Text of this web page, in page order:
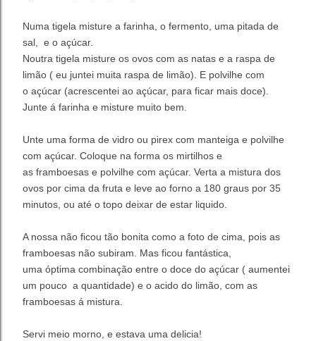
Numa tigela misture a farinha, o fermento, uma pitada de
sal, e o açúcar.
Noutra tigela misture os ovos com as natas e a raspa de
limão ( eu juntei muita raspa de limão). E polvilhe com
o açúcar (acrescentei ao açúcar, para ficar mais doce).
Junte á farinha e misture muito bem.
Unte uma forma de vidro ou pirex com manteiga e polvilhe
com açúcar. Coloque na forma os mirtilhos e
as framboesas e polvilhe com açúcar. Verta a mistura dos
ovos por cima da fruta e leve ao forno a 180 graus por 35
minutos, ou até o topo deixar de estar liquido.
A nossa não ficou tão bonita como a foto de cima, pois as
framboesas não subiram. Mas ficou fantástica,
uma óptima combinação entre o doce do açúcar ( aumentei
um pouco a quantidade) e o acido do limão, com as
framboesas á mistura.
Servi meio morno, e estava uma delicia!